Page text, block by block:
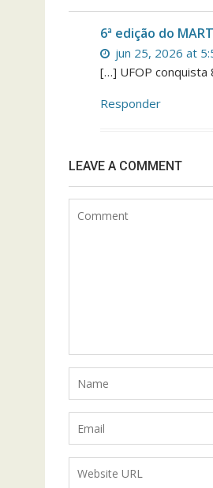
6ª edição do
jun 25, 2026 at
[…] UFOP conquista
Responder
LEAVE A COMMENT